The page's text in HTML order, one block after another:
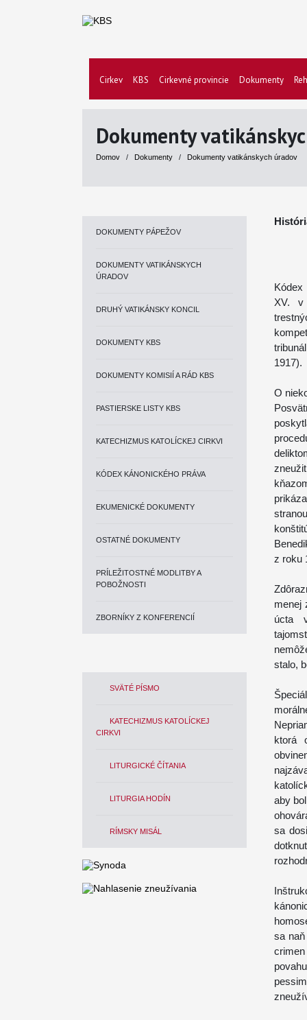
Cirkev KBS Cirkevné provincie Dokumenty
Dokumenty
Domov / Dokumenty / Dokumenty vatikánskych úradov
DOKUMENTY PÁPEŽOV
DOKUMENTY VATIKÁNSKYCH
ÚRADOV
DRUHÝ VATIKÁNSKY KONCIL
DOKUMENTY KBS
DOKUMENTY KOMISIÍ A RÁD KBS
PASTIERSKE LISTY KBS
KATECHIZMUS KATOLÍCKEJ CIRKVI
KÓDEX KÁNONICKÉHO PRÁVA
EKUMENICKÉ DOKUMENTY
OSTATNÉ DOKUMENTY
PRÍLEŽITOSTNÉ MODLITBY A
POBOŽNOSTI
ZBORNÍKY Z KONFERENCIÍ
SVÄTÉ PÍSMO
KATECHIZMUS KATOLÍCKEJ
CIRKVI
LITURGICKÉ ČÍTANIA
LITURGIA HODÍN
RÍMSKY MISÁL
XV. v
1917).
O
z roku
menej
úcta
stalo,
ktorá
aby
sa
sa